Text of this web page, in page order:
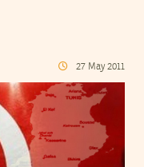
27 May 2011